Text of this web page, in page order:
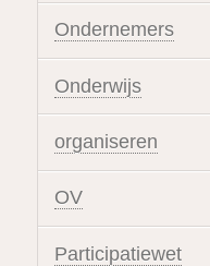
Ondernemers
Onderwijs
organiseren
OV
Participatiewet